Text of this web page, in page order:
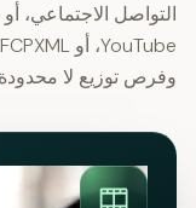
وفرص توزيع لا